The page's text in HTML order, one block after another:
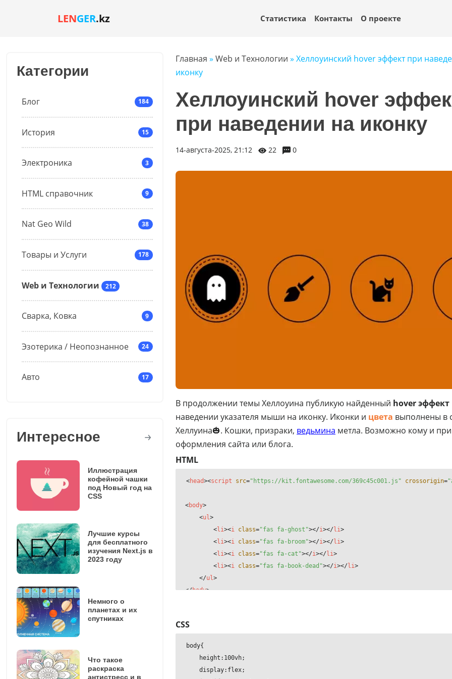
LENGER.kz Статистика Контакты О проекте
Категории
Блог 184
История 15
Электроника 3
HTML справочник 9
Nat Geo Wild 38
Товары и Услуги 178
Web и Технологии 212
Сварка, Ковка 9
Эзотерика / Неопознанное 24
Авто 17
Интересное
Иллюстрация
кофейной чашки
под Новый год на
CSS
Лучшие курсы
для бесплатного
изучения Next.js в
2023 году
Немного о
планетах и их
спутниках
Что такое
раскраска
антистресс и в
Главная » Web и Технологии » Хеллоуинский hover эффект при
иконку
Хеллоуинский hover
при наведении на иконку
14-августа-2025, 21:12 22 0
В продолжении темы Хеллоуина публикую найденный hover эффект
наведении указателя мыши на иконку. Иконки и цвета выполнены в
Хеллуина🎃. Кошки, призраки, ведьмина метла. Возможно кому и
оформления сайта или блога.
HTML
<head><script src="https://kit.fontawesome.com/369c45c001.js" crossorigin=
<body>
<ul>
<li><i class="fas fa-ghost"></i></ li>
<li><i class="fas fa-broom"></i></ li>
<li><i class="fas fa-cat"></i></ li>
<li><i class="fas fa-book-dead"></i></ li>
</ul>
</body>
CSS
body{
height:100vh;
display:flex;